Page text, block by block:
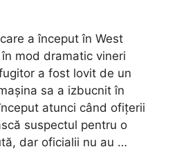
a început în West
mod dramatic vineri
a fost lovit de un
sa a izbucnit în
atunci când ofițerii
suspectul pentru o
dar oficialii nu au …